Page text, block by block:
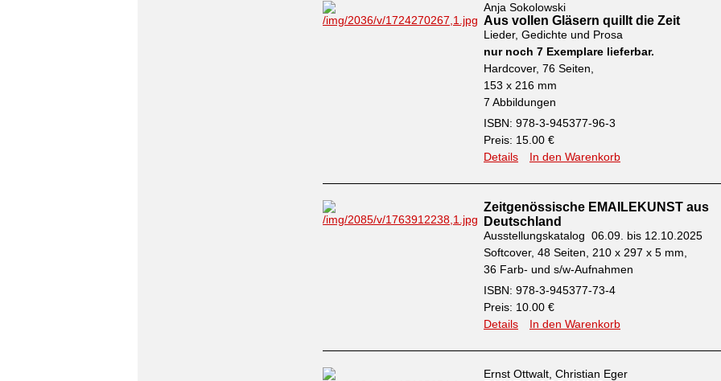
Anja Sokolowski
Aus vollen Gläsern quillt die Zeit
Lieder, Gedichte und Prosa
nur noch 7 Exemplare lieferbar.
Hardcover, 76 Seiten,
153 x 216 mm
7 Abbildungen
ISBN: 978-3-945377-96-3
Preis: 15.00 €
Details
In den Warenkorb
Zeitgenössische EMAILEKUNST aus
Deutschland
Ausstellungskatalog 06.09. bis 12.10.2025
Softcover, 48 Seiten, 210 x 297 x 5 mm,
36 Farb- und s/w-Aufnahmen
ISBN: 978-3-945377-73-4
Preis: 10.00 €
Details
In den Warenkorb
Ernst Ottwalt, Christian Eger